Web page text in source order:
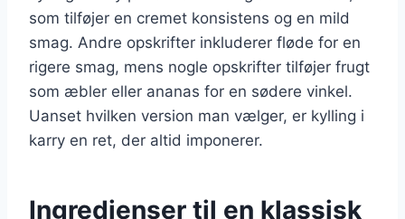
som tilføjer en cremet konsistens og en mild
smag. Andre opskrifter inkluderer fløde for en
rigere smag, mens nogle opskrifter tilføjer frugt
som æbler eller ananas for en sødere vinkel.
Uanset hvilken version man vælger, er kylling i
karry en ret, der altid imponerer.
Ingredienser til en klassisk